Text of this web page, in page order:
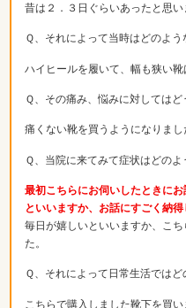
昔は２．３日ぐらいあったと思い
Ｑ、それによって当時はどのよ
ハイヒールを履いて、幅も狭い靴
Ｑ、その痛み、悩みに対しては
痛くない靴を買うようになりまし
Ｑ、当院に来てみて症状はどの
最初こちらにお伺いしたときに
といいますか、お話にすごく納
毎日が嬉しいといいますか、こ
た。
Ｑ、それによって日常生活では
こちらで購入しました靴下を買